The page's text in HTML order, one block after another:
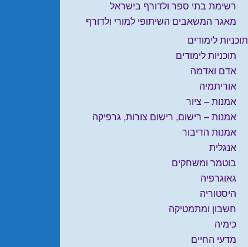
רשימת בתי ספר ולדורף בישראל
מאגר המשאבים השיתופי למורי ולדורף
תוכניות לימודים
תוכניות לימודים
אדם ואדמה
אוריתמיה
אמנות – ציור
אמנות – רישום, רישום צורות, גרפיקה
אמנות הדיבור
אנגלית
בוטמר ומשחקים
גאוגרפיה
היסטוריה
חשבון ומתמטיקה
כימיה
מדעי החיים